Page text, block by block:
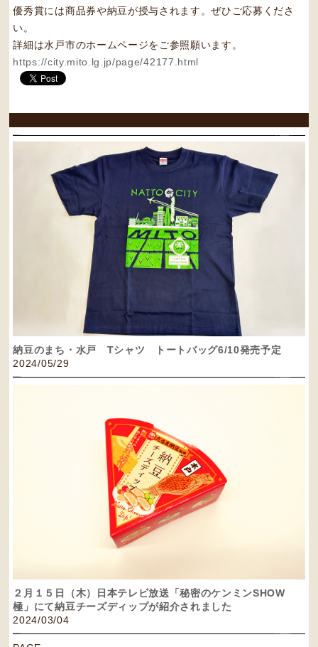
優秀賞には商品券や納豆が授与されます。ぜひご応募くださ
い。
詳細は水戸市のホームページをご参照願います。
https://city.mito.lg.jp/page/42177.html
納豆のまち・水戸 Tシャツ トートバッグ6/10発売予定
2024/05/29
２月１５日（木）日本テレビ放送「秘密のケンミンSHOW
極」にて納豆チーズディップが紹介されました
2024/03/04